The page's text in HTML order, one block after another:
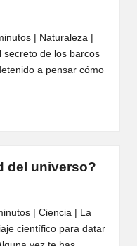
| Naturaleza |
secreto de los barcos
a pensar cómo
del universo?
| Ciencia | La
científico para datar